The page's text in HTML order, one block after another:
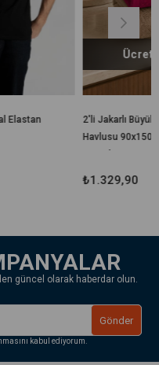
2'li Jakarlı Büyük Boy Banyo
Havlusu 90x150 Cm %100
Ücretsiz Kargo
güncel olarak haberdar olun.
Gönder
kabul ediyorum.